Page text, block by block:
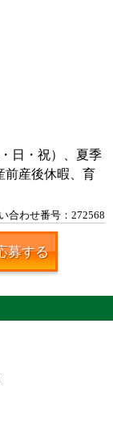
日・祝）、夏季
前産後休暇、育
合わせ番号：272568
募する